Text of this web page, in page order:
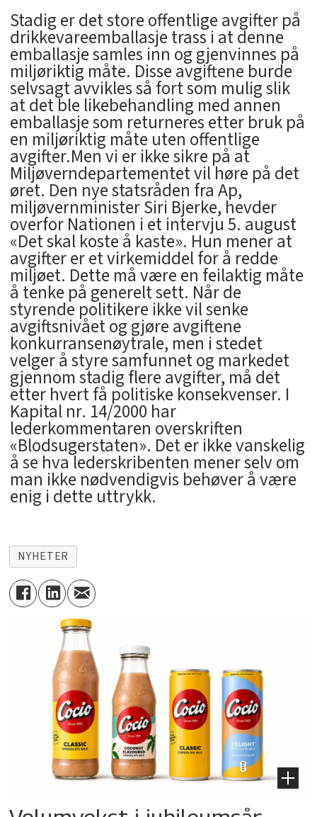
Stadig er det store offentlige avgifter på
drikkevareemballasje trass i at denne
emballasje samles inn og gjenvinnes på
miljøriktig måte. Disse avgiftene burde
selvsagt avvikles så fort som mulig slik
at det ble likebehandling med annen
emballasje som returneres etter bruk på
en miljøriktig måte uten offentlige
avgifter.Men vi er ikke sikre på at
Miljøverndepartementet vil høre på det
øret. Den nye statsråden fra Ap,
miljøvernminister Siri Bjerke, hevder
overfor Nationen i et intervju 5. august
«Det skal koste å kaste». Hun mener at
avgifter er et virkemiddel for å redde
miljøet. Dette må være en feilaktig måte
å tenke på generelt sett. Når de
styrende politikere ikke vil senke
avgiftsnivået og gjøre avgiftene
konkurransenøytrale, men i stedet
velger å styre samfunnet og markedet
gjennom stadig flere avgifter, må det
etter hvert få politiske konsekvenser. I
Kapital nr. 14/2000 har
lederkommentaren overskriften
«Blodsugerstaten». Det er ikke vanskelig
å se hva lederskribenten mener selv om
man ikke nødvendigvis behøver å være
enig i dette uttrykk.
NYHETER